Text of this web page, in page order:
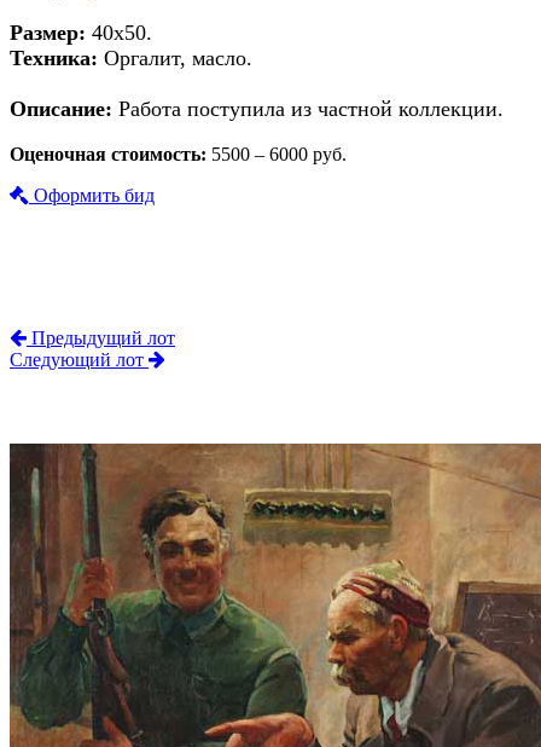
Размер: 40х50.
Техника: Оргалит, масло.
Описание: Работа поступила из частной коллекции.
Оценочная стоимость: 5500 – 6000 руб.
Оформить бид
Предыдущий лот
Следующий лот